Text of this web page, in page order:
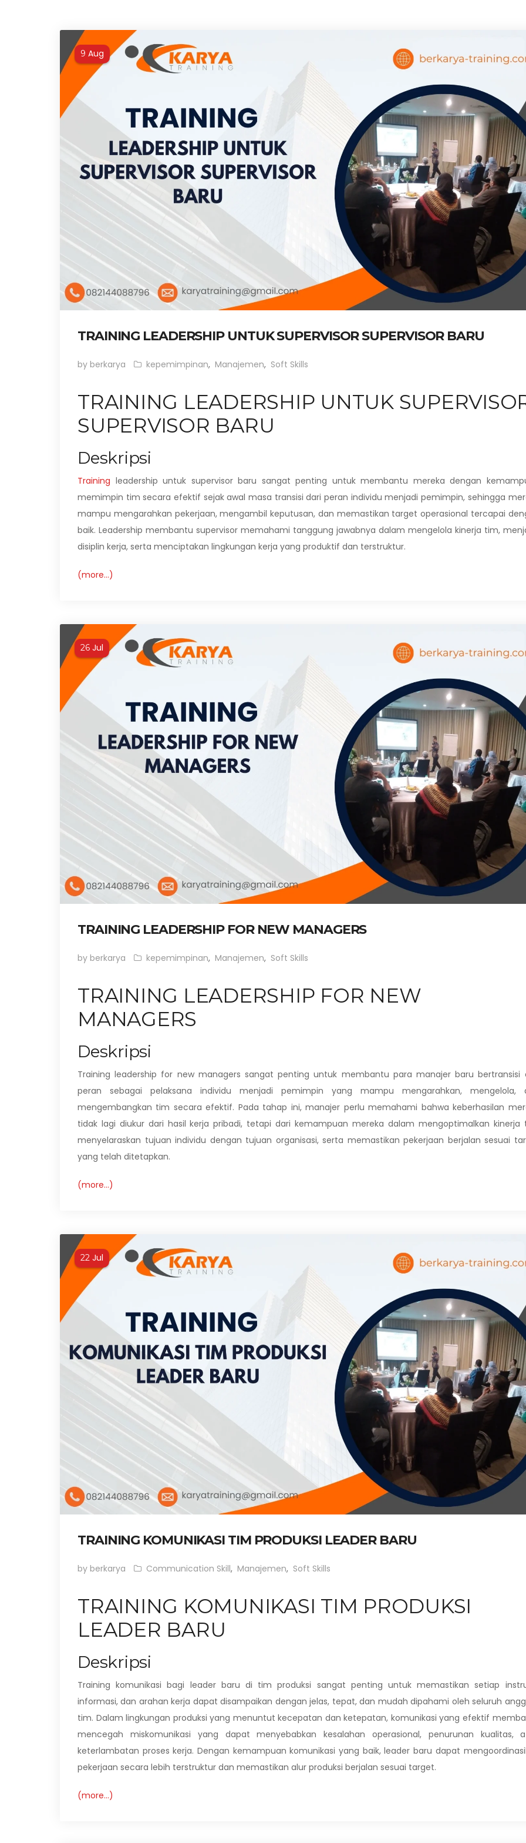
9 Aug
TRAINING LEADERSHIP UNTUK SUPERVISOR SUPERVISOR BARU
by berkarya kepemimpinan, Manajemen, Soft Skills
TRAINING LEADERSHIP UNTUK
SUPERVISOR BARU
Deskripsi
Training leadership untuk supervisor baru sangat penting untuk membantu mereka dengan
memimpin tim secara efektif sejak awal masa transisi dari peran individu menjadi pemimpin, sehingga
mampu mengarahkan pekerjaan, mengambil keputusan, dan memastikan target operasional tercapai
baik. Leadership membantu supervisor memahami tanggung jawabnya dalam mengelola kinerja tim,
disiplin kerja, serta menciptakan lingkungan kerja yang produktif dan terstruktur.
(more…)
26 Jul
TRAINING LEADERSHIP FOR NEW MANAGERS
by berkarya kepemimpinan, Manajemen, Soft Skills
TRAINING LEADERSHIP FOR NEW
MANAGERS
Deskripsi
Training leadership for new managers sangat penting untuk membantu para manajer baru bertransisi
peran sebagai pelaksana individu menjadi pemimpin yang mampu mengarahkan, mengelola,
mengembangkan tim secara efektif. Pada tahap ini, manajer perlu memahami bahwa keberhasilan
tidak lagi diukur dari hasil kerja pribadi, tetapi dari kemampuan mereka dalam mengoptimalkan kinerja
menyelaraskan tujuan individu dengan tujuan organisasi, serta memastikan pekerjaan berjalan sesuai
yang telah ditetapkan.
(more…)
22 Jul
TRAINING KOMUNIKASI TIM PRODUKSI LEADER BARU
by berkarya Communication Skill, Manajemen, Soft Skills
TRAINING KOMUNIKASI TIM PRODUKSI
LEADER BARU
Deskripsi
Training komunikasi bagi leader baru di tim produksi sangat penting untuk memastikan setiap
informasi, dan arahan kerja dapat disampaikan dengan jelas, tepat, dan mudah dipahami oleh seluruh
tim. Dalam lingkungan produksi yang menuntut kecepatan dan ketepatan, komunikasi yang efektif
mencegah miskomunikasi yang dapat menyebabkan kesalahan operasional, penurunan kualitas,
keterlambatan proses kerja. Dengan kemampuan komunikasi yang baik, leader baru dapat
pekerjaan secara lebih terstruktur dan memastikan alur produksi berjalan sesuai target.
(more…)